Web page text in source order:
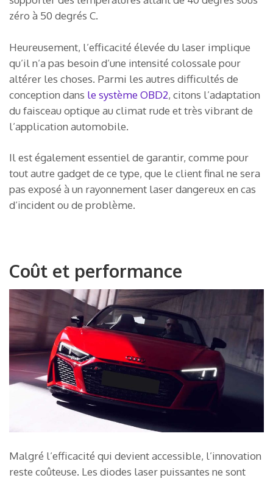
zéro à 50 degrés C.
Heureusement, l’efficacité élevée du laser implique
qu’il n’a pas besoin d’une intensité colossale pour
altérer les choses. Parmi les autres difficultés de
conception dans le système OBD2, citons l’adaptation
du faisceau optique au climat rude et très vibrant de
l’application automobile.
Il est également essentiel de garantir, comme pour
tout autre gadget de ce type, que le client final ne sera
pas exposé à un rayonnement laser dangereux en cas
d’incident ou de problème.
Coût et performance
Malgré l’efficacité qui devient accessible, l’innovation
reste coûteuse. Les diodes laser puissantes ne sont